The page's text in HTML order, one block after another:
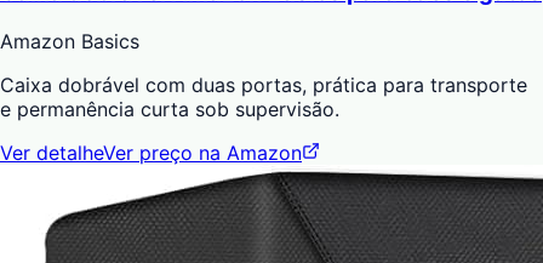
Amazon Basics
Caixa dobrável com duas portas, prática para transporte
e permanência curta sob supervisão.
Ver detalheVer preço na Amazon